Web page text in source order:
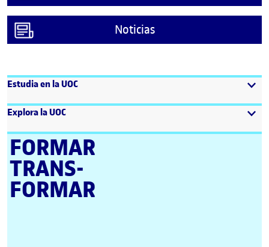
Noticias
Estudia en la UOC
Explora la UOC
FORMAR
TRANS­
FORMAR